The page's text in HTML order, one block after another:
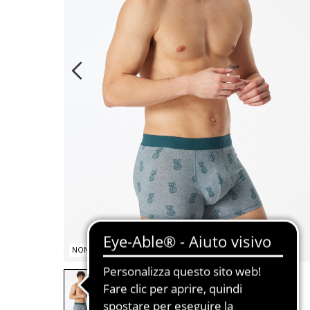
NON DISPONIBILE